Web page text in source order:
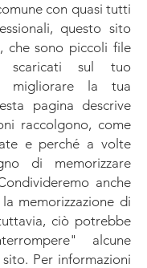
con quasi tutti
questo sito
che sono piccoli file
scaricati sul tuo
migliorare la tua
pagina descrive
raccolgono, come
e perché a volte
di memorizzare
anche
memorizzazione di
ciò potrebbe
alcune
Per informazioni